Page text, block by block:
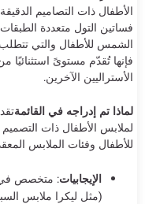
الأطفال ذات التصاميم
فساتين التول متعددة
الشمس للأطفال والتي
فإنها تُقدّم مستوىً استثنائيًا
الأستراليين الآخرين.
لماذا تم إدراجه في القائمة
لملابس الأطفال ذات
للأطفال وفئات الملابس
الإيجابيات: متخصص في
(مثل ليكرا ملابس